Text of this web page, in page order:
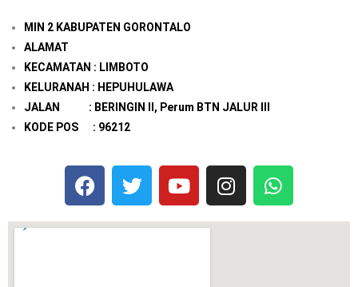
MIN 2 KABUPATEN GORONTALO
ALAMAT
KECAMATAN : LIMBOTO
KELURANAH : HEPUHULAWA
JALAN : BERINGIN II, Perum BTN JALUR III
KODE POS : 96212